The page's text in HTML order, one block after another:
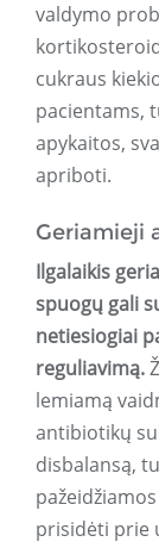
valdymo
cukraus
pacientams,
apykaitos,
apriboti.
Geriamieji
Ilgalaikis
spuogų gali
netiesiogiai
reguliavimą.
lemiamą
antibiotikų
disbalansą,
prisidėti prie